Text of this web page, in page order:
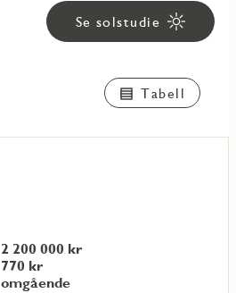
Se solstudie
Tabell
2 200 000 kr
770 kr
omgående